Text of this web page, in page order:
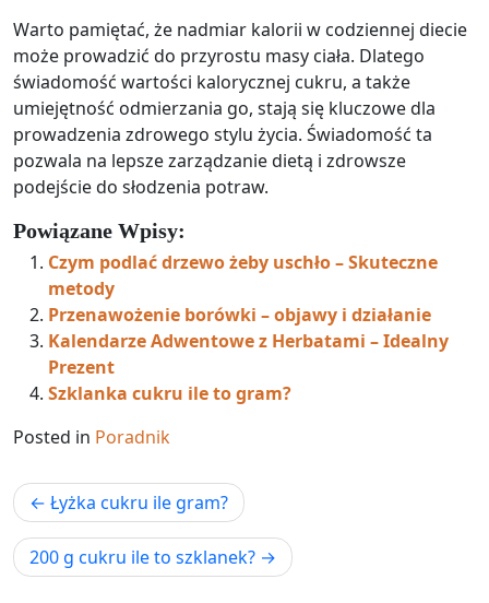
Warto pamiętać, że nadmiar kalorii w codziennej diecie
może prowadzić do przyrostu masy ciała. Dlatego
świadomość wartości kalorycznej cukru, a także
umiejętność odmierzania go, stają się kluczowe dla
prowadzenia zdrowego stylu życia. Świadomość ta
pozwala na lepsze zarządzanie dietą i zdrowsze
podejście do słodzenia potraw.
Powiązane Wpisy:
Czym podlać drzewo żeby uschło – Skuteczne
metody
Przenawożenie borówki – objawy i działanie
Kalendarze Adwentowe z Herbatami – Idealny
Prezent
Szklanka cukru ile to gram?
Posted in Poradnik
Nawigacja
wpisu
Łyżka cukru ile gram?
200 g cukru ile to szklanek?